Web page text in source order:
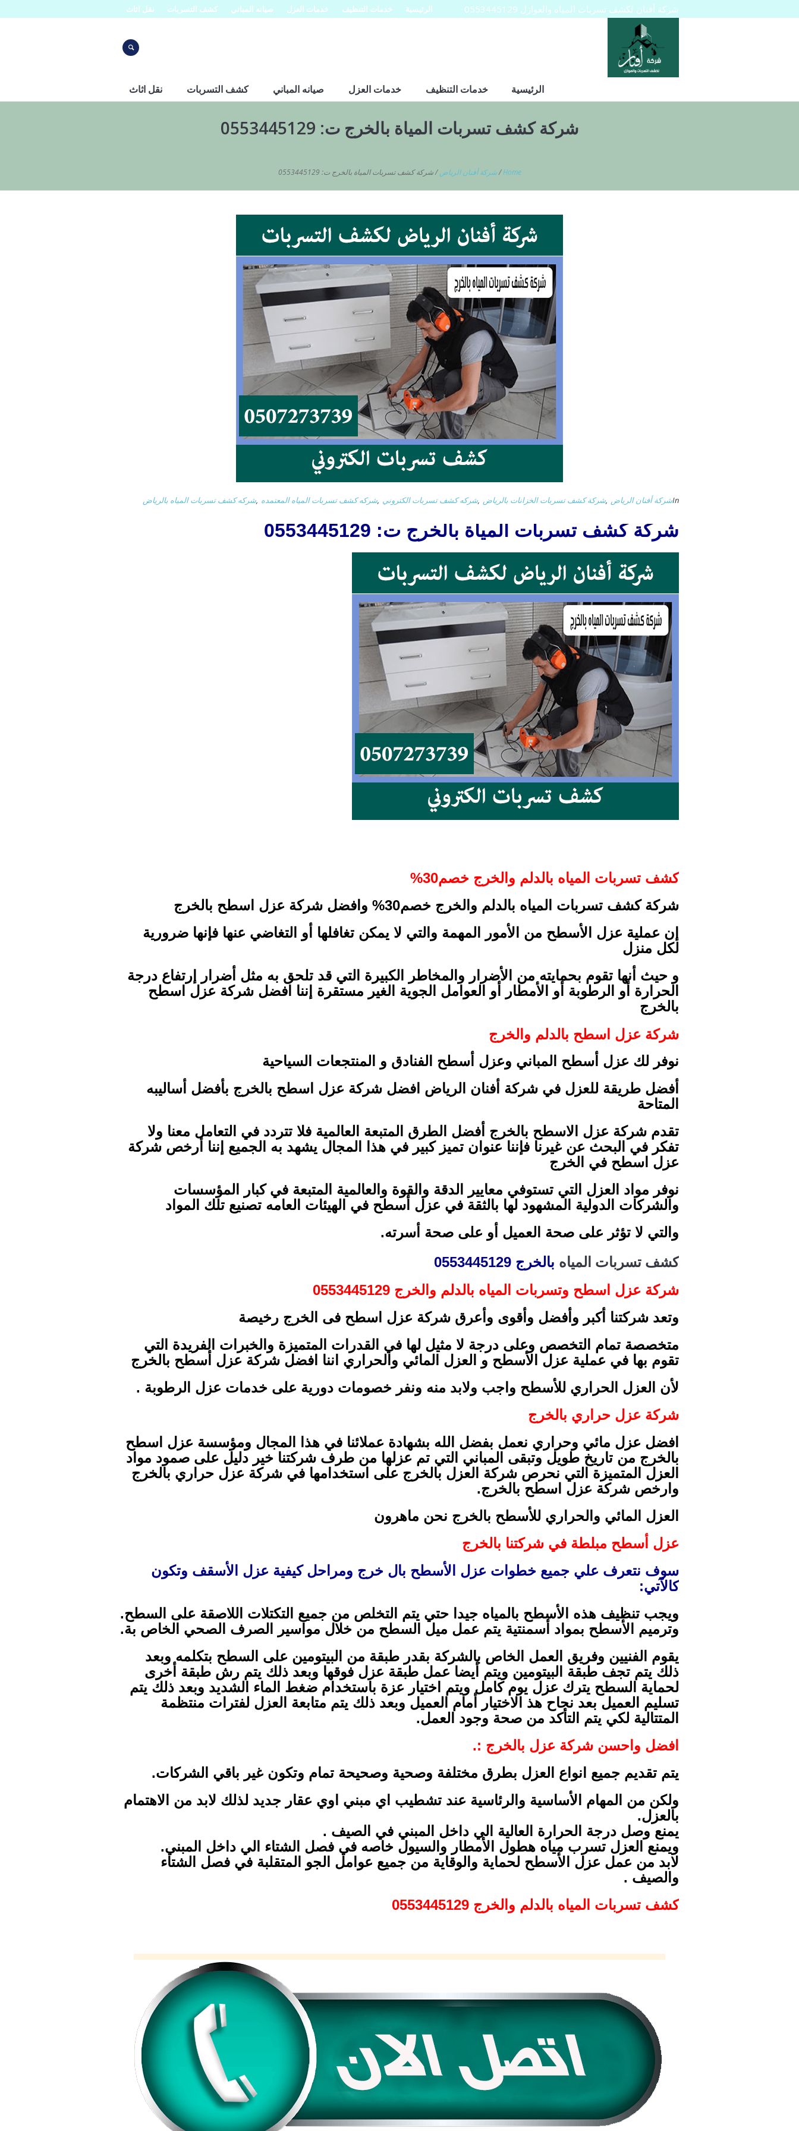
الرئيسية خدمات التنظيف خدمات العزل صيانه المباني كشف التسربات نقل اثاث شركة أفنان لكشف تسربات المياه والعوازل 0553445129
الرئيسية خدمات التنظيف خدمات العزل صيانه المباني كشف التسربات نقل اثاث
شركة كشف تسربات المياة بالخرج ت: 0553445129
Home
/شركة أفنان الرياض /شركة كشف تسربات المياة بالخرج ت: 0553445129
Inشركة أفنان الرياض ,شركة كشف تسربات الخزانات بالرياض ,شركه كشف تسربات الكتروني ,شركه كشف تسربات المياه المعتمده ,شركه كشف تسربات المياه بالرياض
شركة كشف تسربات المياة بالخرج ت: 0553445129
كشف تسربات المياه بالدلم والخرج خصم30%
شركة كشف تسربات المياه بالدلم والخرج خصم30% وافضل شركة عزل اسطح بالخرج
إن عملية عزل الأسطح من الأمور المهمة والتي لا يمكن تغافلها أو التغاضي عنها فإنها ضرورية
لكل منزل
و حيث أنها تقوم بحمايته من الأضرار والمخاطر الكبيرة التي قد تلحق به مثل أضرار إرتفاع درجة
الحرارة أو الرطوبة أو الأمطار أو العوامل الجوية الغير مستقرة إننا افضل شركة عزل اسطح
بالخرج
شركة عزل اسطح بالدلم والخرج
نوفر لك عزل أسطح المباني وعزل أسطح الفنادق و المنتجعات السياحية
أفضل طريقة للعزل في شركة أفنان الرياض افضل شركة عزل اسطح بالخرج بأفضل أساليبه
المتاحة
تقدم شركة عزل الاسطح بالخرج أفضل الطرق المتبعة العالمية فلا تتردد في التعامل معنا ولا
تفكر في البحث عن غيرنا فإننا عنوان تميز كبير في هذا المجال يشهد به الجميع إننا أرخص شركة
عزل اسطح في الخرج
نوفر مواد العزل التي تستوفي معايير الدقة والقوة والعالمية المتبعة في كبار المؤسسات
والشركات الدولية المشهود لها بالثقة في عزل أسطح في الهيئات العامه تصنيع تلك المواد
والتي لا تؤثر على صحة العميل أو على صحة أسرته.
كشف تسربات المياه بالخرج 0553445129
شركة عزل اسطح وتسربات المياه بالدلم والخرج 0553445129
وتعد شركتنا أكبر وأفضل وأقوى وأعرق شركة عزل اسطح فى الخرج رخيصة
متخصصة تمام التخصص وعلى درجة لا مثيل لها في القدرات المتميزة والخبرات الفريدة التي
تقوم بها في عملية عزل الأسطح و العزل المائي والحراري اننا افضل شركة عزل أسطح بالخرج
لأن العزل الحراري للأسطح واجب ولابد منه ونفر خصومات دورية على خدمات عزل الرطوبة .
شركة عزل حراري بالخرج
افضل عزل مائي وحراري نعمل بفضل الله بشهادة عملائنا في هذا المجال ومؤسسة عزل اسطح
بالخرج من تاريخ طويل وتبقى المباني التي تم عزلها من طرف شركتنا خير دليل على صمود مواد
العزل المتميزة التي نحرص شركة العزل بالخرج على استخدامها في شركة عزل حراري بالخرج
وارخص شركة عزل اسطح بالخرج.
العزل المائي والحراري للأسطح بالخرج نحن ماهرون
عزل أسطح مبلطة في شركتنا بالخرج
سوف نتعرف علي جميع خطوات عزل الأسطح بال خرج ومراحل كيفية عزل الأسقف وتكون
كالآتي:
ويجب تنظيف هذه الأسطح بالمياه جيدا حتي يتم التخلص من جميع التكتلات اللاصقة على السطح.
وترميم الأسطح بمواد أسمنتية يتم عمل ميل السطح من خلال مواسير الصرف الصحي الخاص بة.
يقوم الفنيين وفريق العمل الخاص بالشركة بقدر طبقة من البيتومين على السطح بتكلمه وبعد
ذلك يتم تجف طبقة البيتومين ويتم أيضا عمل طبقة عزل فوقها وبعد ذلك يتم رش طبقة أخرى
لحماية السطح يترك عزل يوم كامل ويتم اختيار عزة باستخدام ضغط الماء الشديد وبعد ذلك يتم
تسليم العميل بعد نجاح هذ الاختيار أمام العميل وبعد ذلك يتم متابعة العزل لفترات منتظمة
المتتالية لكي يتم التأكد من صحة وجود العمل.
افضل واحسن شركة عزل بالخرج :.
يتم تقديم جميع انواع العزل بطرق مختلفة وصحية وصحيحة تمام وتكون غير باقي الشركات.
ولكن من المهام الأساسية والرئاسية عند تشطيب اي مبني اوي عقار جديد لذلك لابد من الاهتمام
بالعزل.
يمنع وصل درجة الحرارة العالية الي داخل المبني في الصيف .
ويمنع العزل تسرب مياه هطول الأمطار والسيول خاصه في فصل الشتاء الي داخل المبني.
لابد من عمل عزل الأسطح لحماية والوقاية من جميع عوامل الجو المتقلبة في فصل الشتاء
والصيف .
كشف تسربات المياه بالدلم والخرج 0553445129